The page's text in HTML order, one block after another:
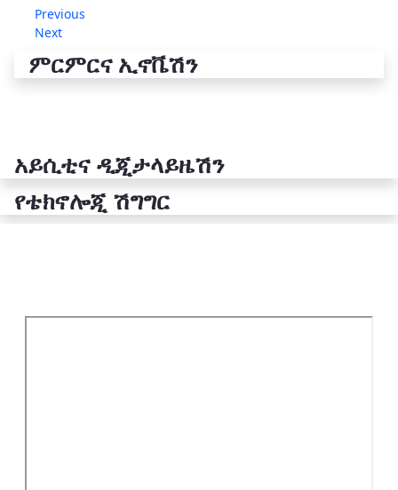
Previous
Next
ምርምርና ኢኖቬሽን
አይሲቲና ዲጂታላይዜሽን
የቴክኖሎጂ ሽግግር